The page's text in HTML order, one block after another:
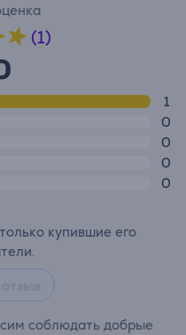
(1)
1
0
0
0
0
купившие его
соблюдать добрые